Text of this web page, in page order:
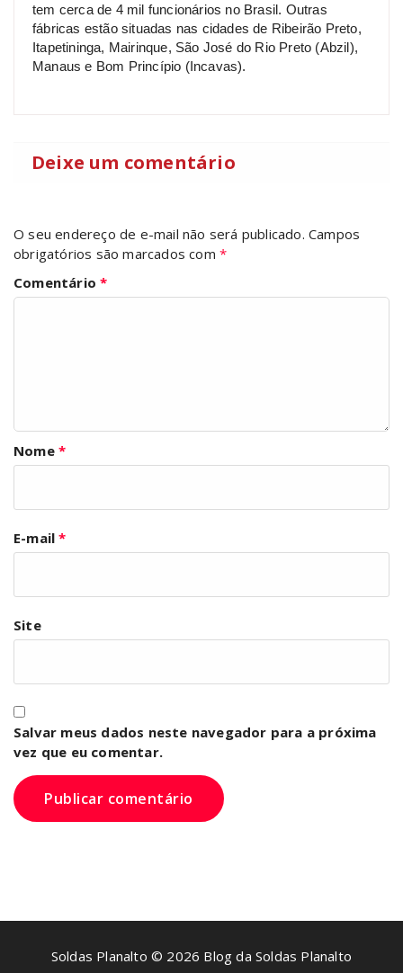
tem cerca de 4 mil funcionários no Brasil. Outras
fábricas estão situadas nas cidades de Ribeirão Preto,
Itapetininga, Mairinque, São José do Rio Preto (Abzil),
Manaus e Bom Princípio (Incavas).
Deixe um comentário
O seu endereço de e-mail não será publicado. Campos
obrigatórios são marcados com *
Comentário*
Nome *
E-mail*
Site
Salvar meus dados neste navegador para a próxima
vez que eu comentar.
Soldas Planalto © 2026 Blog da Soldas Planalto